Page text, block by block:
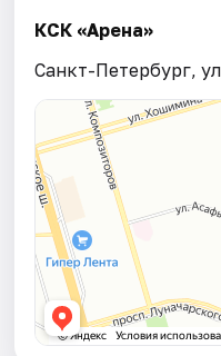
КСК «Арена»
Санкт-Петербург,